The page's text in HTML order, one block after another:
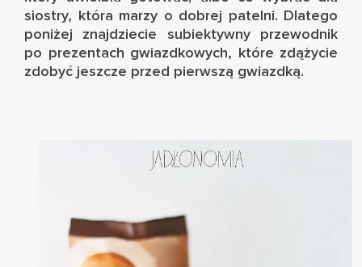
siostry, która marzy o dobrej patelni. Dlatego
poniżej znajdziecie subiektywny przewodnik
po prezentach gwiazdkowych, które zdążycie
zdobyć jeszcze przed pierwszą gwiazdką.